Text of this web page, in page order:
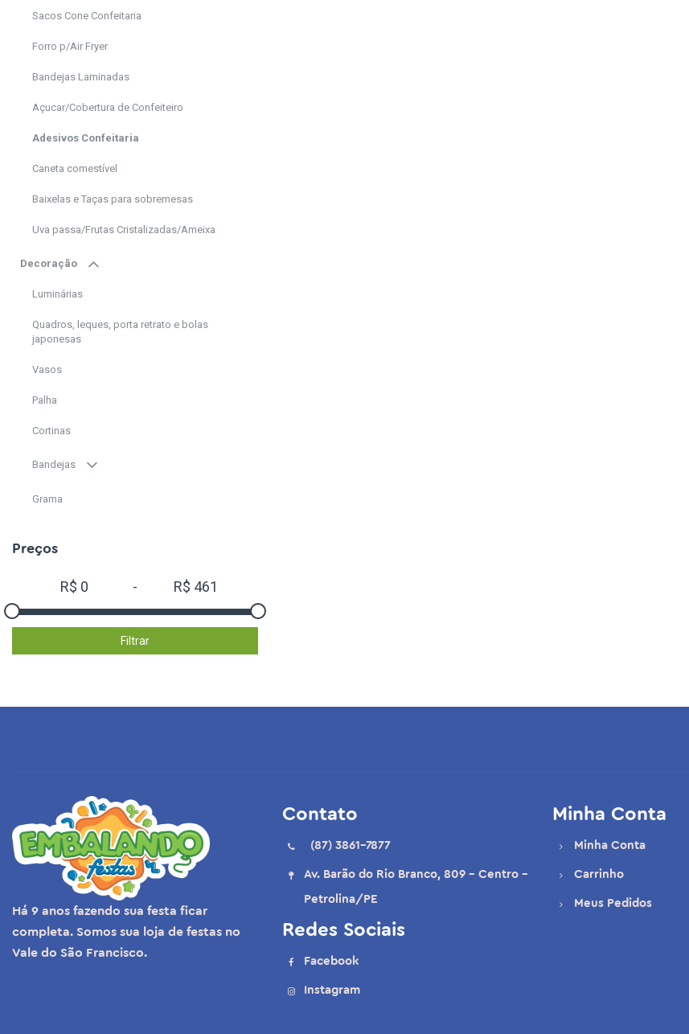
Sacos Cone Confeitaria
Forro p/Air Fryer
Bandejas Laminadas
Açucar/Cobertura de Confeiteiro
Adesivos Confeitaria
Caneta comestível
Baixelas e Taças para sobremesas
Uva passa/Frutas Cristalizadas/Ameixa
Decoração
Luminárias
Quadros, leques, porta retrato e bolas
japonesas
Vasos
Palha
Cortinas
Bandejas
Grama
Borboletas e Adesivos decorativos
Flores papel P/decoração
Lembrancinhas
Temas
Marmitas
Preços
R$ 0 - R$ 461
Filtrar
Há 9 anos fazendo sua festa ficar
completa. Somos sua loja de festas no
Vale do São Francisco.
Contato
(87) 3861-7877
Av. Barão do Rio Branco, 809 - Centro -
Petrolina/PE
Redes Sociais
Facebook
Instagram
Minha Conta
Minha Conta
Carrinho
Meus Pedidos